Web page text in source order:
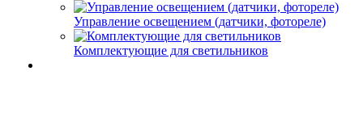
Управление освещением (датчики, фотореле)
Комплектующие для светильников